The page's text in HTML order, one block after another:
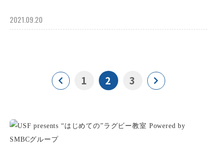
2021.09.20
1 2 3